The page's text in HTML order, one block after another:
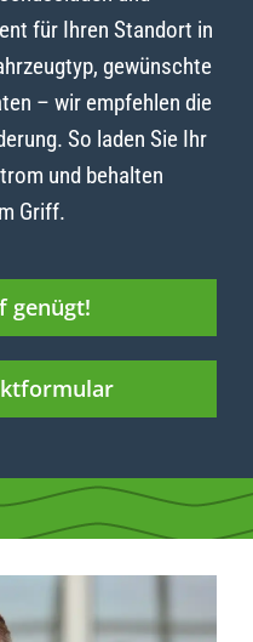
für Ihren Standort in
gewünschte
– wir empfehlen die
So laden Sie Ihr
und behalten
Griff.
genügt!